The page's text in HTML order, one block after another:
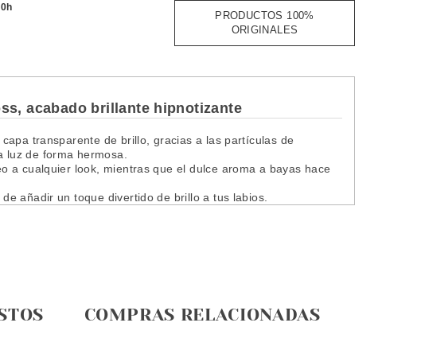
PRODUCTOS 100%
ORIGINALES
acabado brillante hipnotizante
transparente de brillo, gracias a las partículas de
de forma hermosa.
a cualquier look, mientras que el dulce aroma a bayas hace
añadir un toque divertido de brillo a tus labios.
COMPRAS RELACIONADAS